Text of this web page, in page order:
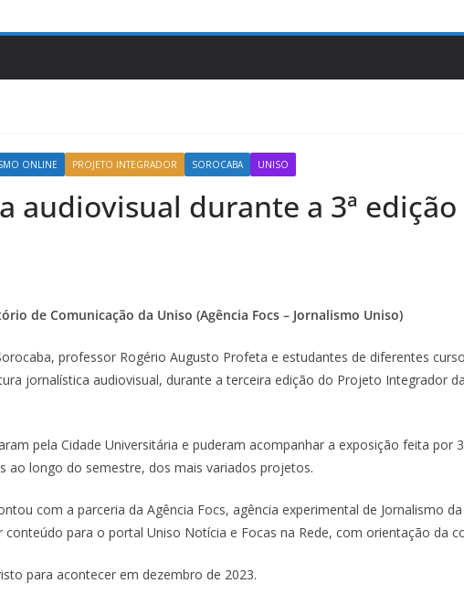
ONLINE PROJETO INTEGRADOR SOROCABA UNISO
audiovisual durante a 3ª
de Comunicação da Uniso (Agência Focs – Jornalismo Uniso)
professor Rogério Augusto Profeta e estudantes de diferentes
jornalística audiovisual, durante a terceira edição do Projeto Integrador
pela Cidade Universitária e puderam acompanhar a exposição feita por
ao longo do semestre, dos mais variados projetos.
com a parceria da Agência Focs, agência experimental de Jornalismo
para o portal Uniso Notícia e Focas na Rede, com orientação da
para acontecer em dezembro de 2023.